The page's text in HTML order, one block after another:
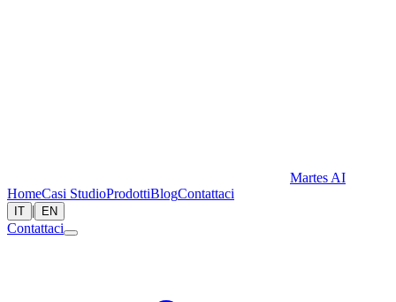
Martes AI
HomeCasi StudioProdottiBlogContattaci
IT | EN
Contattaci